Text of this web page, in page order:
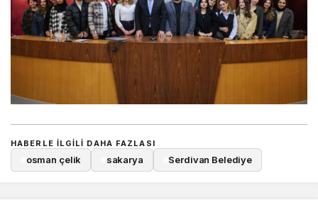
HABERLE ILGILI DAHA FAZLASI
osman çelik sakarya Serdivan Belediye